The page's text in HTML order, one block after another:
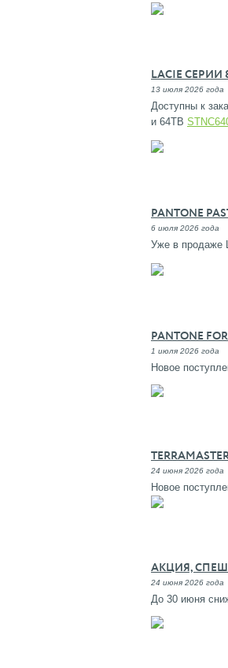
LACIE СЕРИИ
13 июля 2026 года
Доступны к
и 64ТВ
PANTONE
6 июля 2026 года
Уже в продаже
PANTONE
1 июля 2026 года
Новое
24 июня 2026 года
Новое
АКЦИЯ,
24 июня 2026 года
До 30 июня